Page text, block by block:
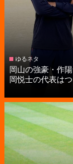
ゆるネタ
岡山の強豪・作
岡悦士の代表は